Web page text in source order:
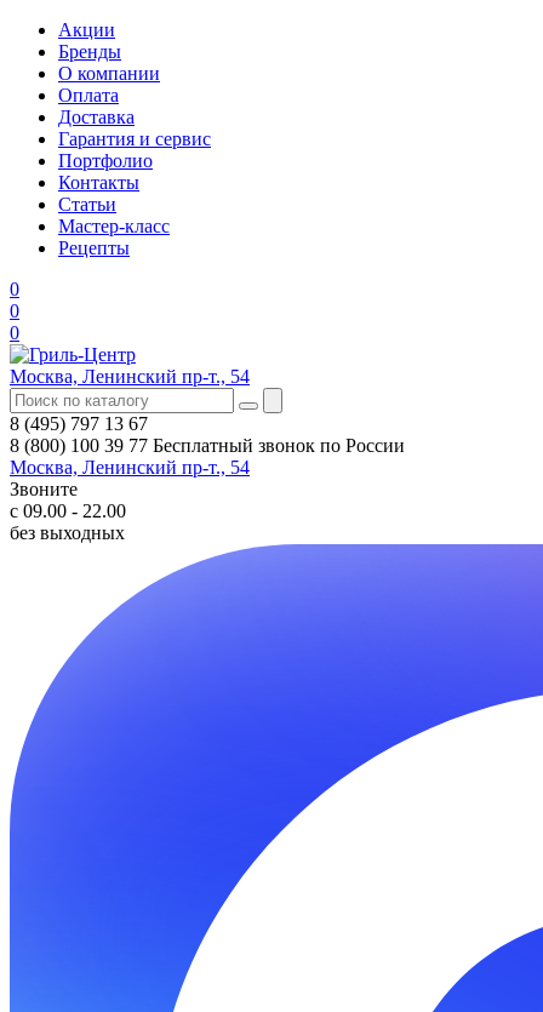
Акции
Бренды
О компании
Оплата
Доставка
Гарантия и сервис
Портфолио
Контакты
Статьи
Мастер-класс
Рецепты
0
0
0
Москва, Ленинский пр-т., 54
8 (495) 797 13 67
8 (800) 100 39 77 Бесплатный звонок по России
Москва, Ленинский пр-т., 54
Звоните
с 09.00 - 22.00
без выходных